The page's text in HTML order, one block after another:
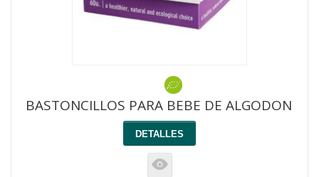
BASTONCILLOS PARA BEBE DE ALGODON
DETALLES
K